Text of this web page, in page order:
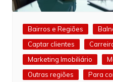
Bairros e Regiões
Captar clientes
Marketing Imobiliário
Outras regiões
Para